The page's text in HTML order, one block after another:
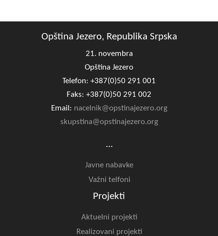
Opština Jezero, Republika Srpska
21. novembra
Opština Jezero
Telefon: +387(0)50 291 001
Faks: +387(0)50 291 002
Email: nacelnik@opstinajezero.org
skupstina@opstinajezero.org
...
Javne nabavke
Važni telfoni
Projekti
Aktuelni projekti
Realizovani projekti